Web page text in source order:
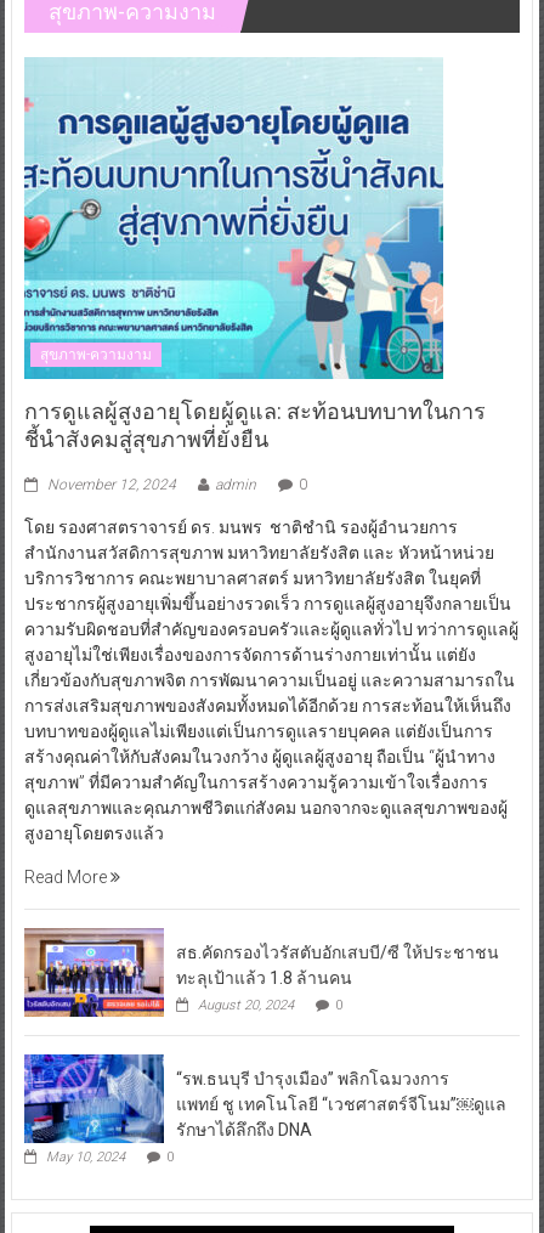
สุขภาพ-ความงาม
สุขภาพ-ความงาม
การดูแลผู้สูงอายุโดยผู้ดูแล: สะท้อนบทบาทในการ
ชี้นำสังคมสู่สุขภาพที่ยั่งยืน
November 12, 2024 admin 0
โดย รองศาสตราจารย์ ดร. มนพร ชาติชำนิ รองผู้อำนวยการ
สำนักงานสวัสดิการสุขภาพ มหาวิทยาลัยรังสิต และ หัวหน้าหน่วย
บริการวิชาการ คณะพยาบาลศาสตร์ มหาวิทยาลัยรังสิต ในยุคที่
ประชากรผู้สูงอายุเพิ่มขึ้นอย่างรวดเร็ว การดูแลผู้สูงอายุจึงกลายเป็น
ความรับผิดชอบที่สำคัญของครอบครัวและผู้ดูแลทั่วไป ทว่าการดูแลผู้
สูงอายุไม่ใช่เพียงเรื่องของการจัดการด้านร่างกายเท่านั้น แต่ยัง
เกี่ยวข้องกับสุขภาพจิต การพัฒนาความเป็นอยู่ และความสามารถใน
การส่งเสริมสุขภาพของสังคมทั้งหมดได้อีกด้วย การสะท้อนให้เห็นถึง
บทบาทของผู้ดูแลไม่เพียงแต่เป็นการดูแลรายบุคคล แต่ยังเป็นการ
สร้างคุณค่าให้กับสังคมในวงกว้าง ผู้ดูแลผู้สูงอายุ ถือเป็น “ผู้นำทาง
สุขภาพ” ที่มีความสำคัญในการสร้างความรู้ความเข้าใจเรื่องการ
ดูแลสุขภาพและคุณภาพชีวิตแก่สังคม นอกจากจะดูแลสุขภาพของผู้
สูงอายุโดยตรงแล้ว
Read More
สธ.คัดกรองไวรัสตับอักเสบบี/ซี ให้ประชาชน
ทะลุเป้าแล้ว 1.8 ล้านคน
August 20, 2024 0
“รพ.ธนบุรี บำรุงเมือง” พลิกโฉมวงการ
แพทย์ ชู เทคโนโลยี “เวชศาสตร์จีโนม”￼ดูแล
รักษาได้ลึกถึง DNA
May 10, 2024 0